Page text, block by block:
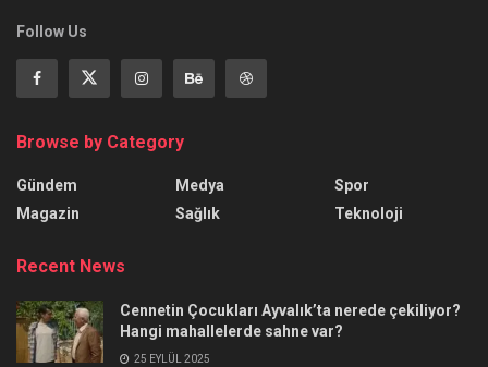
Follow Us
Browse by Category
Gündem
Magazin
Medya
Sağlık
Spor
Teknoloji
Recent News
Cennetin Çocukları Ayvalık’ta nerede çekiliyor?
Hangi mahallelerde sahne var?
25 EYLÜL 2025